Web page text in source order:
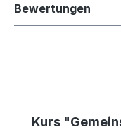
Bewertungen
Produktgalerie
Kurs